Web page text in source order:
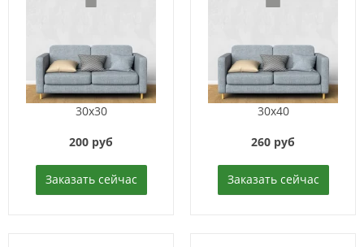
30x30
200 руб
Заказать сейчас
30x40
260 руб
Заказать сейчас